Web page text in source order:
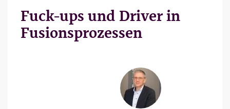
Fuck-ups und Driver in
Fusionsprozessen